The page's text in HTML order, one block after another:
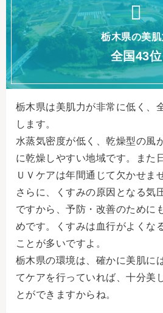
栃木県の美肌
全国43位
栃木県は美肌力が非常に低く、
します。
水蒸気密度が低く、乾燥型の風
に乾燥しやすい地域です。また
ＵＶケアは年間通じて欠かせま
さらに、くすみの原因となる気
ですから、予防・改善のために
めです。くすみは血行がよくな
ことが多いですよ。
栃木県の環境は、確かに美肌に
てケアを行っていれば、十分美
とができますからね。